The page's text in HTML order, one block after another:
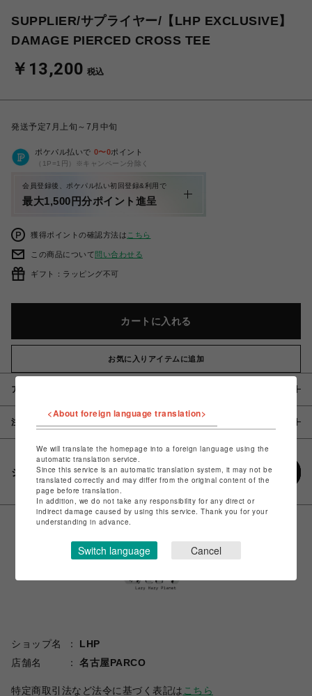
SUPPLIER/サプライヤー/【LHP EXCLUSIVE】
DAMAGE PIERCED CROSS TEE
￥13,200 税込
発送予定7月上旬～7月中旬
ポケパル払いで 0〜0ポイント
（1P=1円）※キャンペーン分除く
会員登録後、ポケパル払い初回登録&利用で
最大1,500円分ポイント進呈
獲得ポイントの確認方法は こちら
この商品について問い合わせる
ギフト：ラッピング不可
カートに入れる
お気に入りアイテムに追加
アイテム説明 / 素材
注意事項
シェアする
ショップ名
LHP
店舗名
名古屋PARCO
特定商取引法など法令に基づく表記は こちら
<About foreign language translation>
We will translate the homepage into a foreign language using the
automatic translation service.
Since this service is an automatic translation system, it may not be
translated correctly and may differ from the original content of the
page before translation.
In addition, we do not take any responsibility for any direct or
indirect damage caused by using this service. Thank you for your
understanding in advance.
Switch language Cancel